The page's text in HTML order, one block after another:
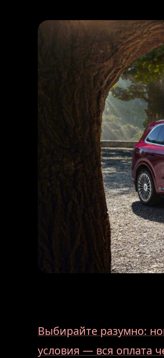
Выбирайте разумно:
условия — вся оплата